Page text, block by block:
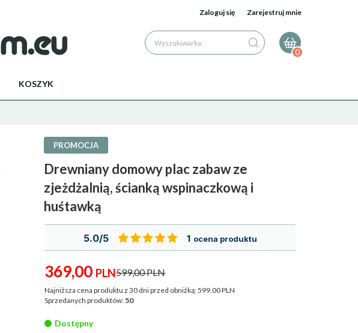
Zaloguj się Zarejestruj mnie
Wyszukiwarka:
0
KOSZYK
PROMOCJA
Drewniany domowy plac zabaw ze
zjeżdżalnią, ścianką wspinaczkową i
huśtawką
5.0/5 1 ocena produktu
369,00 PLN599,00 PLN
Najniższa cena produktu z 30 dni przed obniżką:599.00 PLN
Sprzedanych produktów: 50
Dostępny